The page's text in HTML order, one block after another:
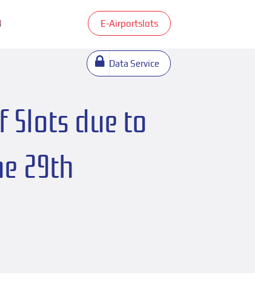
E-Airportslots
Data Service
Slots due to
29th